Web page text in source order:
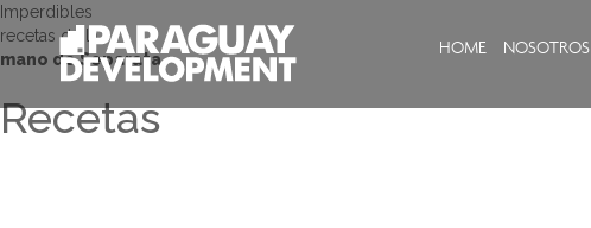
HOME NOSOTROS
Imperdibles
recetas de la
mano de Separata
Recetas